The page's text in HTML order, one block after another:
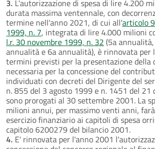
3. L'autorizzazione di spesa di lire 4.200
durata massima ventennale, con
termine nell'anno 2021, di cui all'articolo
1999, n. 7, integrata di lire 4.000 milioni
l.r. 30 novembre 1999, n. 32 (5a
annualità e 6a annualità), è rinnovata per
termini previsti per la presentazione della
necessaria per la concessione del
individuati con decreti del Dirigente del
n. 855 del 3 agosto 1999 e n. 1451 del 21
sono prorogati al 30 settembre 2001. La
milioni annui, per massimo venti anni,
esercizio finanziario ai capitoli di spesa
capitolo 6200279 del bilancio 2001.
4. E' rinnovata per l'anno 2001